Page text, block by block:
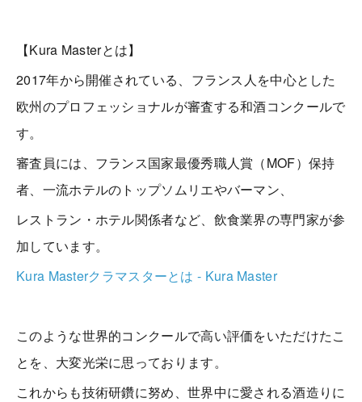
【Kura Masterとは】
2017年から開催されている、フランス人を中心とした
欧州のプロフェッショナルが審査する和酒コンクールで
す。
審査員には、フランス国家最優秀職人賞（MOF）保持
者、一流ホテルのトップソムリエやバーマン、
レストラン・ホテル関係者など、飲食業界の専門家が参
加しています。
Kura Masterクラマスターとは - Kura Master
このような世界的コンクールで高い評価をいただけたこ
とを、大変光栄に思っております。
これからも技術研鑽に努め、世界中に愛される酒造りに